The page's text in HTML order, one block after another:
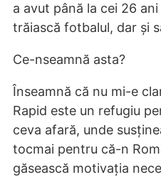
a avut până la cei 26
trăiască fotbalul, dar și
Ce-nseamnă asta?
Înseamnă că nu mi-e
Rapid este un refugiu
ceva afară, unde
tocmai pentru că-n
găsească motivația